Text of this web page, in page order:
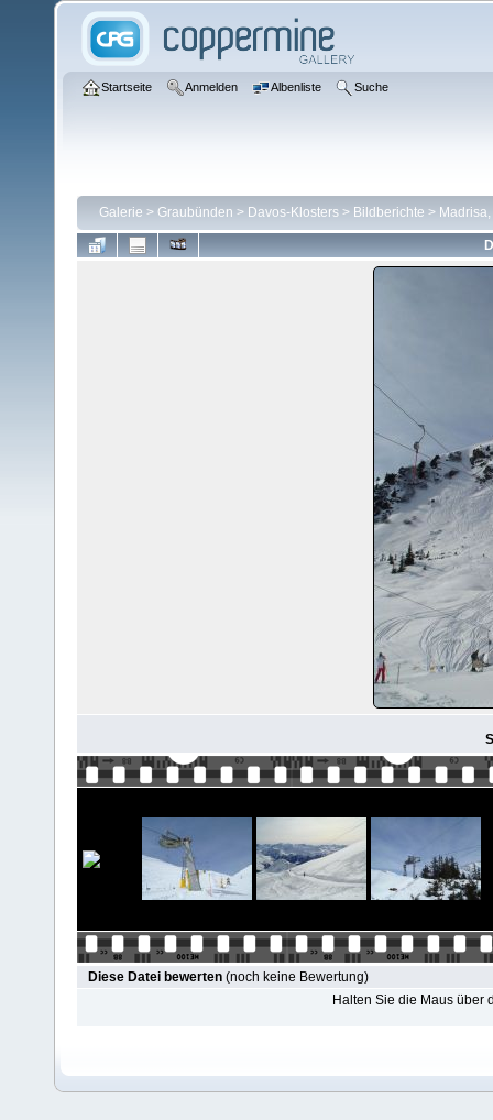
Startseite Anmelden Albenliste Suche
Galerie > Graubünden > Davos-Klosters > Bildberichte >
Diese Datei bewerten (noch keine Bewertung)
Halten Sie die Maus über